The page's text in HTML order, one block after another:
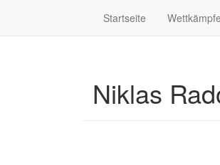
Startseite Wettkämpfe
Niklas